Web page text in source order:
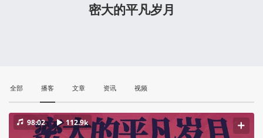
密大的平凡岁月
全部 播客 文章 资讯 视频
98:02 112.9k